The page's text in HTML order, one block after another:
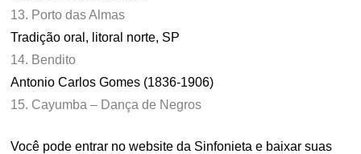
13. Porto das Almas
Tradição oral, litoral norte, SP
14. Bendito
Antonio Carlos Gomes (1836-1906)
15. Cayumba – Dança de Negros
Você pode entrar no website da Sinfonieta e baixar suas